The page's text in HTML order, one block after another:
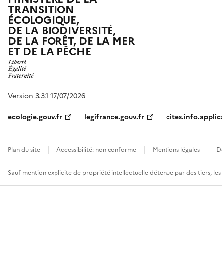
TRANSITION
ÉCOLOGIQUE,
DE LA BIODIVERSITÉ,
DE LA FORÊT, DE LA MER
ET DE LA PÊCHE
Version 3.3.1 17/07/2026
ecologie.gouv.fr
legifrance.gouv.fr
Plan du site Accessibilité: non conforme Mentions légales
Sauf mention explicite de propriété intellectuelle détenue par des tiers,